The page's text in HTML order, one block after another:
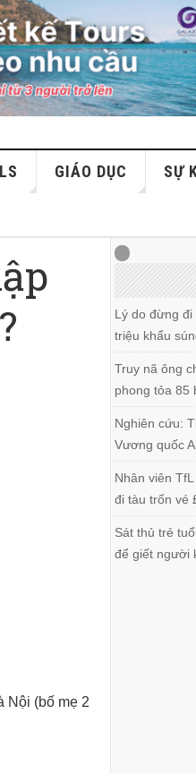
GIÁO DỤC SỰ
Nội (bố mẹ 2
Lý do đừng
triệu khẩu
Truy nã ông
phong tỏa 85
Nghiên cứu:
Vương quốc
Nhân viên
đi tàu trốn vé
Sát thủ trẻ
để giết người